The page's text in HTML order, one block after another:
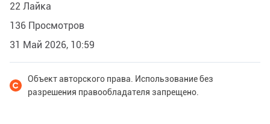
22 Лайка
136 Просмотров
31 Май 2026, 10:59
Объект авторского права. Использование без
разрешения правообладателя запрещено.